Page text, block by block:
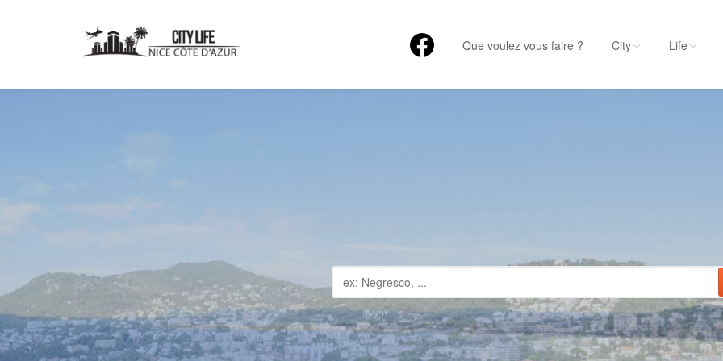
Que voulez vous faire ? City Life